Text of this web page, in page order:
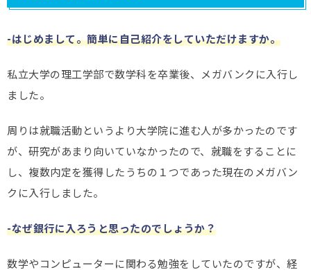
-はじめまして。簡単に自己紹介をしていただけますか。
私立大学の理工学部で数学科を卒業後、メガバンクに入行し
ました。
周りは就職活動というより大学院に進む人が多かったのです
が、研究があまり向いていなかったので、就職をすることに
し、複数内定を獲得したうちの１つであった現在のメガバン
クに入行しました。
-なぜ銀行に入ろうと思ったのでしょうか？
数学やコンピューターに関わる勉強をしていたのですが、経